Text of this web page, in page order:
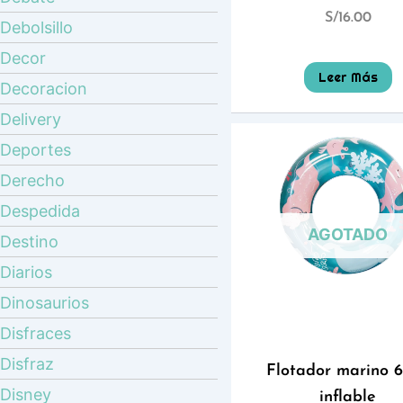
Debolsillo
Decor
Decoracion
Delivery
Deportes
Derecho
Despedida
Destino
Diarios
Dinosaurios
Disfraces
Disfraz
Disney
S/16.00
Leer Más
AGOTADO
Flotador marino
inflable